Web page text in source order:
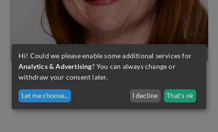
Mandy Kochan
+49 (0)35383 / 601 117
job@empl.de
Hi! Could we please enable some additional services for
Analytics & Advertising? You can always change or
withdraw your consent later.
Let me choose... I decline That's ok